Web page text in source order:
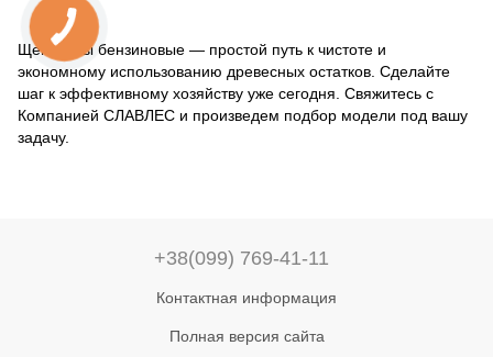
Щепорезы бензиновые — простой путь к чистоте и
экономному использованию древесных остатков. Сделайте
шаг к эффективному хозяйству уже сегодня. Свяжитесь с
Компанией СЛАВЛЕС️ и произведем подбор модели под вашу
задачу.
+38(099) 769-41-11
Контактная информация
Полная версия сайта